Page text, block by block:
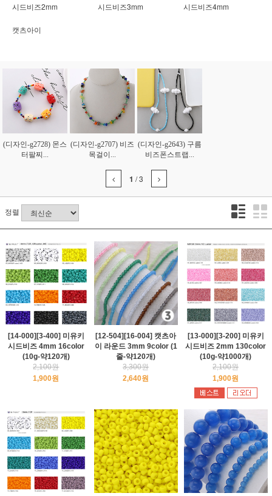
시드비즈2mm 시드비즈3mm 시드비즈4mm
캣츠아이
(디자인-g2728) 몬스
터팔찌...
(디자인-g2707) 비즈
목걸이...
(디자인-g2643) 구름
비즈폰스트랩...
1 /3
정렬
[14-000][3-400] 미유키
시드비즈 4mm 16color
(10g-약120개)
2,100원
1,900원
[12-504][16-004] 캣츠아
이 라운드 3mm 9color (1
줄-약120개)
3,300원
2,640원
[13-000][3-200] 미유키
시드비즈 2mm 130color
(10g-약1000개)
2,100원
1,900원